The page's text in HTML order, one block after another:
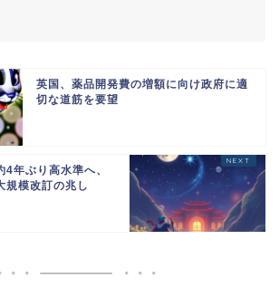
英国、薬品開発費の増額に向け政府に適
切な道筋を要望
年ぶり高水準へ、
規模改訂の兆し